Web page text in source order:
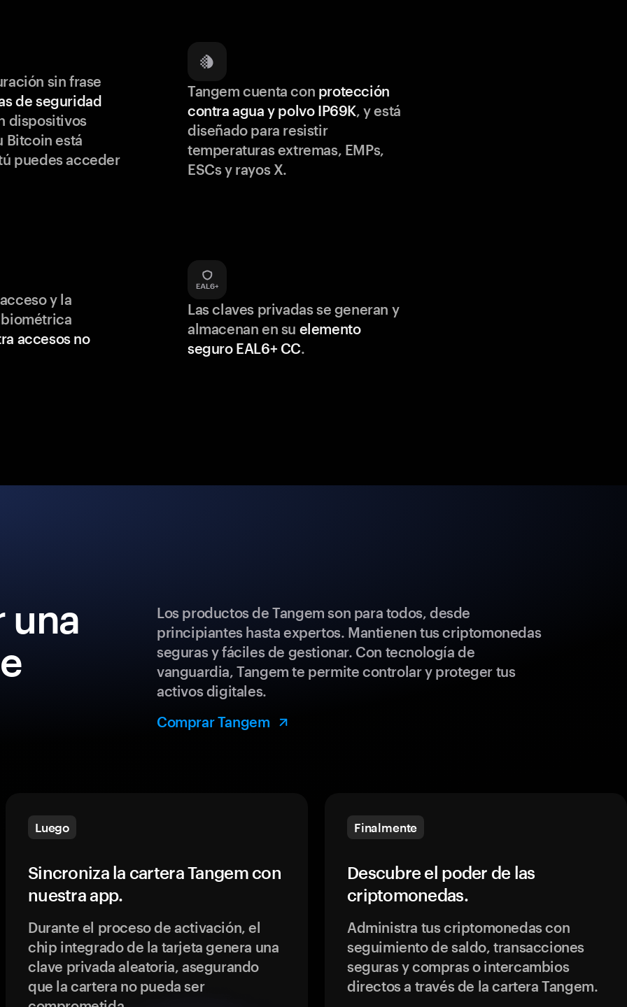
sin frase
de seguridad
dispositivos
Bitcoin está
puedes acceder
Tangem cuenta con protección
contra agua y polvo IP69K, y está
diseñado para resistir
temperaturas extremas, EMPs,
ESCs y rayos X.
y la
accesos no
Las claves privadas se generan y
almacenan en su elemento
seguro EAL6+ CC.
una
Los productos de Tangem son para todos, desde
principiantes hasta expertos. Mantienen tus criptomonedas
seguras y fáciles de gestionar. Con tecnología de
vanguardia, Tangem te permite controlar y proteger tus
activos digitales.
Comprar Tangem
Luego
Sincroniza la cartera Tangem con
nuestra app.
Durante el proceso de activación, el
chip integrado de la tarjeta genera una
clave privada aleatoria, asegurando
que la cartera no pueda ser
Finalmente
Descubre el poder de las
criptomonedas.
Administra tus criptomonedas con
seguimiento de saldo, transacciones
seguras y compras o intercambios
directos a través de la cartera Tangem.